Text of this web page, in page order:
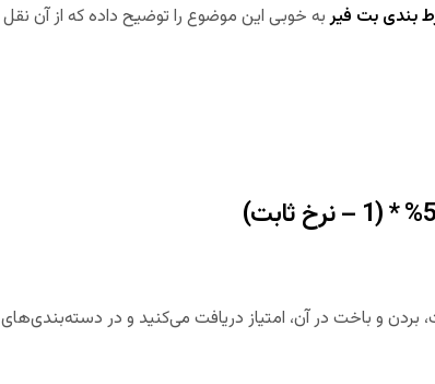
بندی بت فیربه خوبی این موضوع را توضیح داده که از آن نقل
بردن و باخت در آن، امتیاز دریافت می‌کنید و در دسته‌بندی‌های